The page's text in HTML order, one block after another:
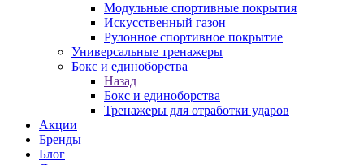
Модульные спортивные покрытия
Искусственный газон
Рулонное спортивное покрытие
Универсальные тренажеры
Бокс и единоборства
Назад
Бокс и единоборства
Тренажеры для отработки ударов
Акции
Бренды
Блог